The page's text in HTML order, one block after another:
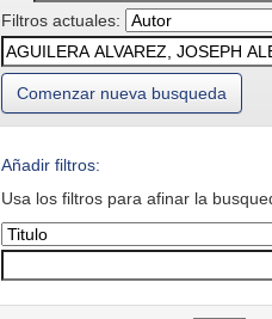
Filtros actuales:
Comenzar nueva busqueda
Añadir filtros:
Usa los filtros para afinar la